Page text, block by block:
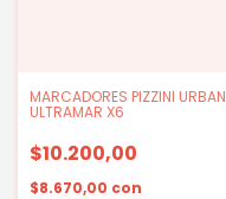
MARCADORES PIZZINI URBAN
ULTRAMAR X6
$10.200,00
$8.670,00 con